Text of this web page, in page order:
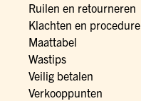
Ruilen en retourneren
Klachten en procedure
Maattabel
Wastips
Veilig betalen
Verkooppunten